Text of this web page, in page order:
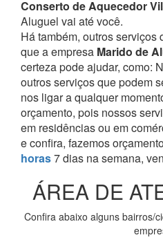
Conserto de Aquecedor
Aluguel vai até você.
Há também, outros
que a empresa Marido de
certeza pode ajudar, como:
outros serviços que podem
nos ligar a qualquer
orçamento, pois nossos
em residências ou em
e confira, fazemos
horas7 dias na semana,
ÁREA DE
Confira abaixo alguns bairros/